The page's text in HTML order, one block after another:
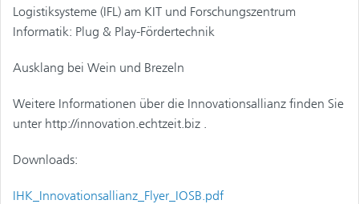
Logistiksysteme (IFL) am KIT und Forschungszentrum
Informatik: Plug & Play-Fördertechnik
Ausklang bei Wein und Brezeln
Weitere Informationen über die Innovationsallianz finden Sie
unter http://innovation.echtzeit.biz .
Downloads:
IHK_Innovationsallianz_Flyer_IOSB.pdf